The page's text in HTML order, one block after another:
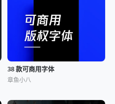
38 款可商用字体
章鱼小八